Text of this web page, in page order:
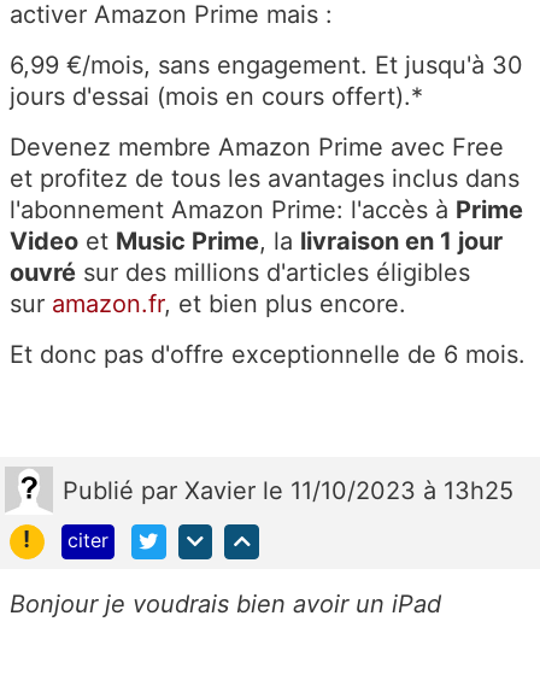
activer Amazon Prime mais :
6,99 €/mois, sans engagement. Et jusqu'à 30
jours d'essai (mois en cours offert).*
Devenez membre Amazon Prime avec Free
et profitez de tous les avantages inclus dans
l'abonnement Amazon Prime: l'accès à Prime
Video et Music Prime, la livraison en 1 jour
ouvré sur des millions d'articles éligibles
sur amazon.fr, et bien plus encore.
Et donc pas d'offre exceptionnelle de 6 mois.
Publié par Xavier le 11/10/2023 à 13h25
!
citer
Bonjour je voudrais bien avoir un iPad